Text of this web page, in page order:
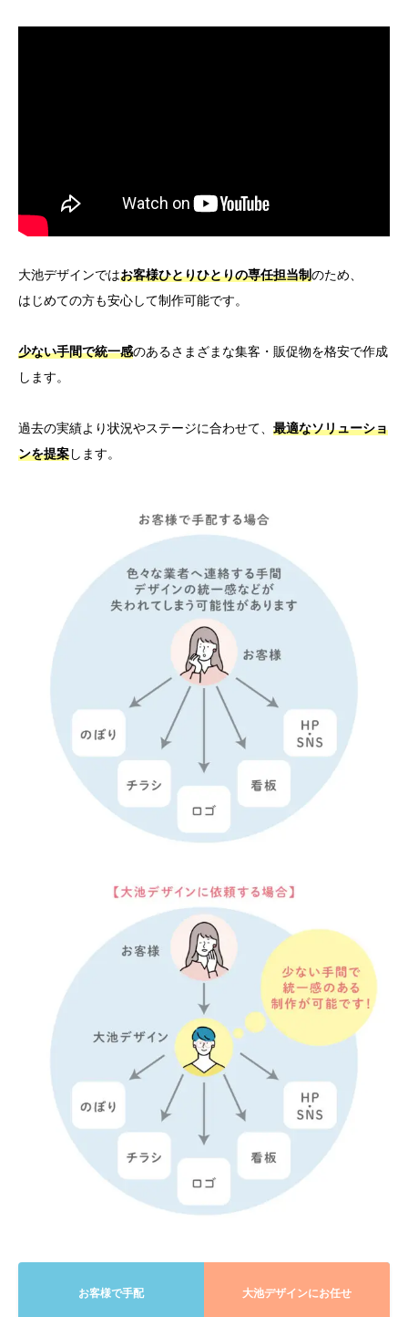
大池デザインではお客様ひとりひとりの専任担当制のため、
はじめての方も安心して制作可能です。
少ない手間で統一感のあるさまざまな集客・販促物を格安で作成
します。
過去の実績より状況やステージに合わせて、 最適なソリューショ
ンを提案します。
お客様で手配 大池デザインにお任せ